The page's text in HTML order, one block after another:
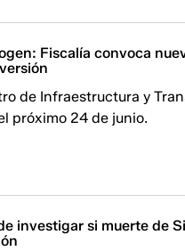
Fiscalía convoca
de Infraestructura y
próximo 24 de junio.
investigar si muerte de